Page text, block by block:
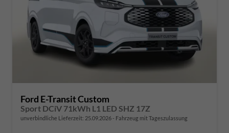
Ford E-Transit Custom
Sport DCiV 71kWh L1 LED SHZ 17Z
unverbindliche Lieferzeit: 25.09.2026 Fahrzeug mit Tageszulassung